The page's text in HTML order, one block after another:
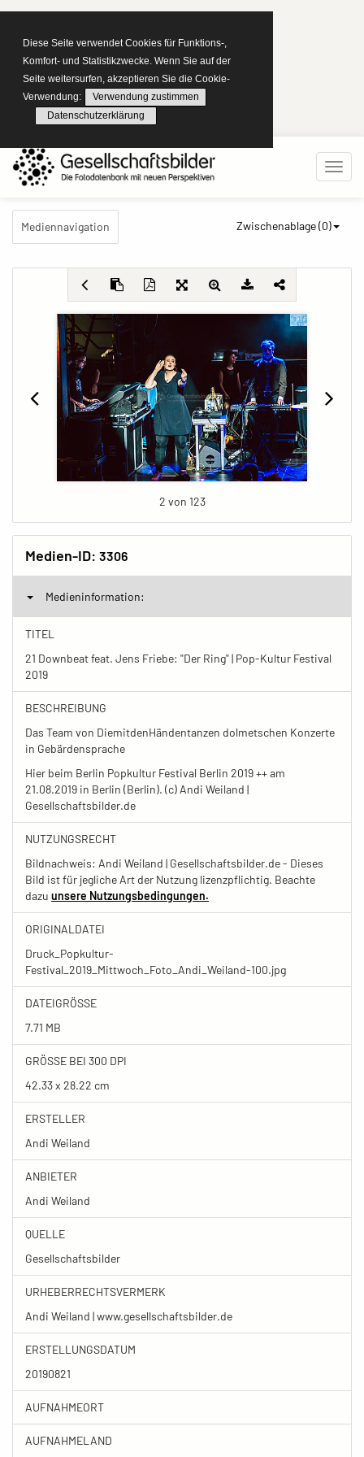
Diese Seite verwendet Cookies für Funktions-,
Komfort- und Statistikzwecke. Wenn Sie auf der
Seite weitersurfen, akzeptieren Sie die Cookie-
Verwendung:
Verwendung zustimmen
Datenschutzerklärung
Mediennavigation Zwischenablage (0)
2 von 123
Medien-ID: 3306
Medieninformation:
TITEL
21 Downbeat feat. Jens Friebe: "Der Ring" | Pop-Kultur Festival
2019
BESCHREIBUNG
Das Team von DiemitdenHändentanzen dolmetschen Konzerte
in Gebärdensprache
Hier beim Berlin Popkultur Festival Berlin 2019 ++ am
21.08.2019 in Berlin (Berlin). (c) Andi Weiland |
Gesellschaftsbilder.de
NUTZUNGSRECHT
Bildnachweis: Andi Weiland | Gesellschaftsbilder.de - Dieses
Bild ist für jegliche Art der Nutzung lizenzpflichtig. Beachte
dazu unsere Nutzungsbedingungen.
ORIGINALDATEI
Druck_Popkultur-
Festival_2019_Mittwoch_Foto_Andi_Weiland-100.jpg
DATEIGRÖSSE
7.71 MB
GRÖSSE BEI 300 DPI
42.33 x 28.22 cm
ERSTELLER
Andi Weiland
ANBIETER
Andi Weiland
QUELLE
Gesellschaftsbilder
URHEBERRECHTSVERMERK
Andi Weiland | www.gesellschaftsbilder.de
ERSTELLUNGSDATUM
20190821
AUFNAHMEORT
AUFNAHMELAND